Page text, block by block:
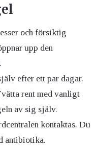
och försiktig
upp den
efter ett par dagar.
rent med vanligt
av sig själv.
kontaktas. Du
antibiotika.